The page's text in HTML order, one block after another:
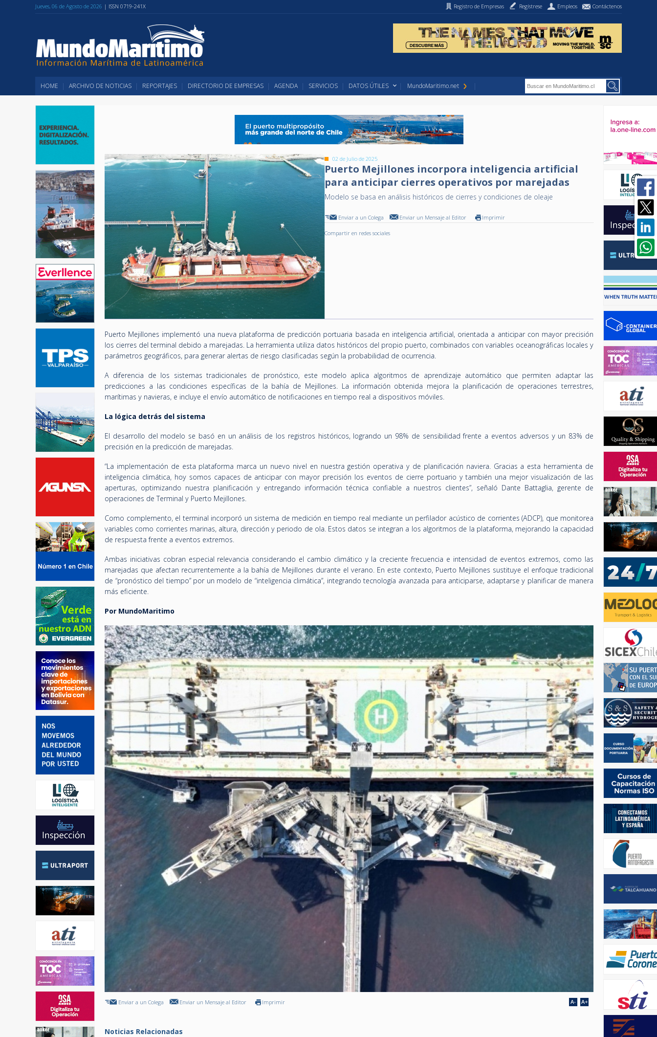
Jueves, 06 de Agosto de 2026 | ISSN 0719-241X Registro de Empresas Regístrese Empleos Contáctenos
HOME ARCHIVO DE NOTICIAS REPORTAJES DIRECTORIO DE EMPRESAS AGENDA SERVICIOS DATOS ÚTILES MundoMaritimo.net
02 de Julio de 2025
Puerto Mejillones incorpora inteligencia artificial
para anticipar cierres operativos por marejadas
Modelo se basa en análisis históricos de cierres y condiciones de oleaje
Enviar a un Colega Enviar un Mensaje al Editor Imprimir
Compartir en redes sociales
Puerto Mejillones implementó una nueva plataforma de predicción portuaria basada en inteligencia artificial, orientada a anticipar con mayor precisión
los cierres del terminal debido a marejadas. La herramienta utiliza datos históricos del propio puerto, combinados con variables oceanográficas locales y
parámetros geográficos, para generar alertas de riesgo clasificadas según la probabilidad de ocurrencia.
A diferencia de los sistemas tradicionales de pronóstico, este modelo aplica algoritmos de aprendizaje automático que permiten adaptar las
predicciones a las condiciones específicas de la bahía de Mejillones. La información obtenida mejora la planificación de operaciones terrestres,
marítimas y navieras, e incluye el envío automático de notificaciones en tiempo real a dispositivos móviles.
La lógica detrás del sistema
El desarrollo del modelo se basó en un análisis de los registros históricos, logrando un 98% de sensibilidad frente a eventos adversos y un 83% de
precisión en la predicción de marejadas.
“La implementación de esta plataforma marca un nuevo nivel en nuestra gestión operativa y de planificación naviera. Gracias a esta herramienta de
inteligencia climática, hoy somos capaces de anticipar con mayor precisión los eventos de cierre portuario y también una mejor visualización de las
aperturas, optimizando nuestra planificación y entregando información técnica confiable a nuestros clientes”, señaló Dante Battaglia, gerente de
operaciones de Terminal y Puerto Mejillones.
Como complemento, el terminal incorporó un sistema de medición en tiempo real mediante un perfilador acústico de corrientes (ADCP), que monitorea
variables como corrientes marinas, altura, dirección y periodo de ola. Estos datos se integran a los algoritmos de la plataforma, mejorando la capacidad
de respuesta frente a eventos extremos.
Ambas iniciativas cobran especial relevancia considerando el cambio climático y la creciente frecuencia e intensidad de eventos extremos, como las
marejadas que afectan recurrentemente a la bahía de Mejillones durante el verano. En este contexto, Puerto Mejillones sustituye el enfoque tradicional
de “pronóstico del tiempo” por un modelo de “inteligencia climática”, integrando tecnología avanzada para anticiparse, adaptarse y planificar de manera
más eficiente.
Por MundoMaritimo
Enviar a un Colega Enviar un Mensaje al Editor Imprimir
Noticias Relacionadas